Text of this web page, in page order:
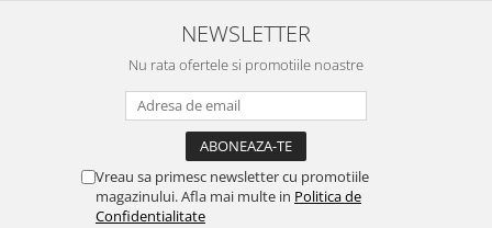
NEWSLETTER
Nu rata ofertele si promotiile noastre
Vreau sa primesc newsletter cu promotiile
magazinului. Afla mai multe in Politica de
Confidentialitate